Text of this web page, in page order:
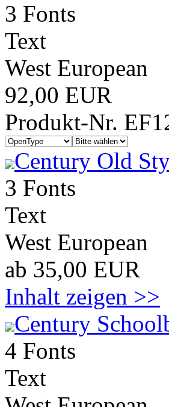
3 Fonts
Text
West European
92,00 EUR
Produkt-Nr.
Century Old
3 Fonts
Text
West European
ab 35,00 EUR
Inhalt zeigen >>
Century
4 Fonts
Text